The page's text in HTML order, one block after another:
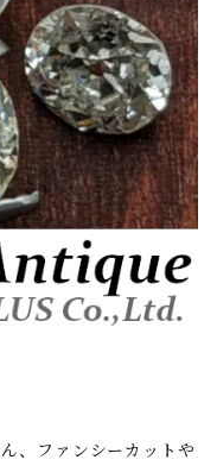
、ファンシーカットや